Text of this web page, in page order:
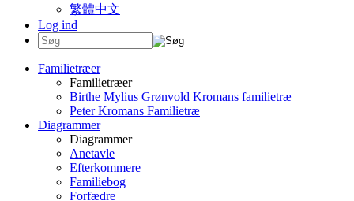
繁體中文
Log ind
Familietræer
Familietræer
Birthe Mylius Grønvold Kromans familietræ
Peter Kromans Familietræ
Diagrammer
Diagrammer
Anetavle
Efterkommere
Familiebog
Forfædre